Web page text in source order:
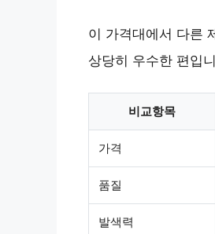
이 가격대에서 다른
상당히 우수한 편입
비교항목
가격
품질
발색력